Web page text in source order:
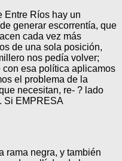
Entre Ríos hay un
generar escorrentía, que
cada vez más
de una sola posición,
nos pedía volver;
esa política aplicamos
el problema de la
necesitan, re- ? lado
Si EMPRESA
rama negra, y también